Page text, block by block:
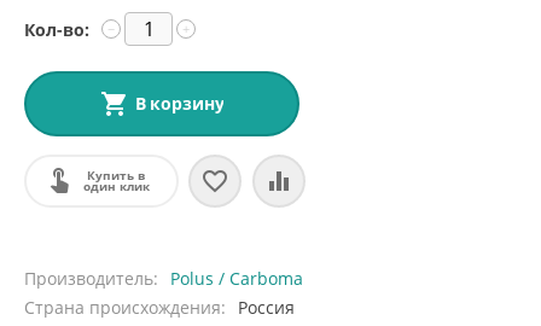
Кол-во: +
−
В корзину
Купить в
один клик
Производитель
Polus / Carboma
Страна происхождения
Россия